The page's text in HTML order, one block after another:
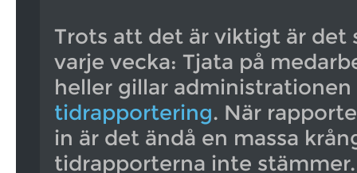
Trots att det är viktigt är det
varje vecka: Tjata på
heller gillar
tidrapportering. När
in är det ändå en massa
tidrapporterna inte